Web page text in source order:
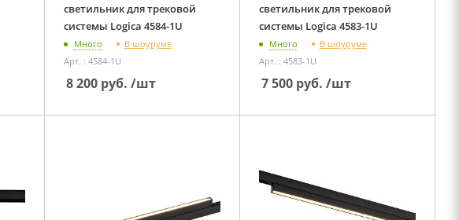
светильник для трековой
системы Logica 4584-1U
Много
В шоуруме
Арт. : 4584-1U
8 200руб. /шт
светильник для трековой
системы Logica 4583-1U
Много
В шоуруме
Арт. : 4583-1U
7 500руб. /шт